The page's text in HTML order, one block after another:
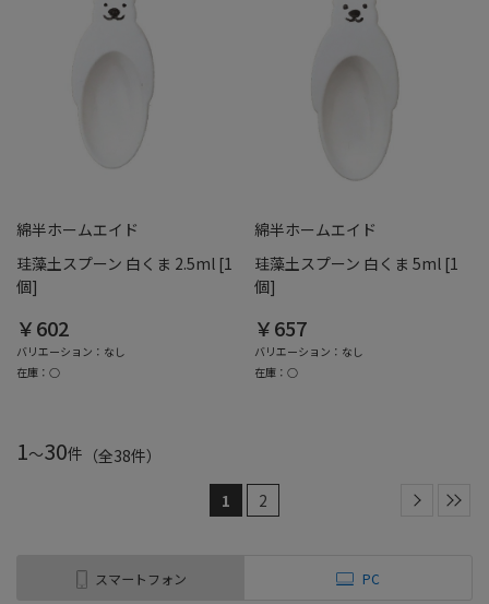
綿半ホームエイド
珪藻土スプーン 白くま 2.5ml [1
個]
￥602
バリエーション：なし
在庫：○
綿半ホームエイド
珪藻土スプーン 白くま 5ml [1
個]
￥657
バリエーション：なし
在庫：○
1～30件 （全38件）
1 2
スマートフォン PC